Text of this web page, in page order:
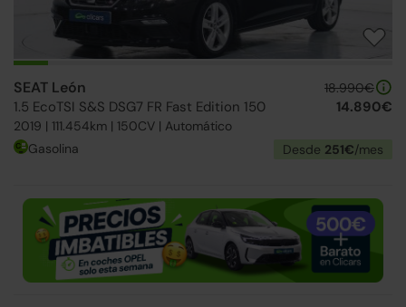
SEAT León
1.5 EcoTSI S&S DSG7 FR Fast Edition 150
2019 | 111.454km | 150CV | Automático
18.990€
14.890€
Gasolina Desde 251€/mes